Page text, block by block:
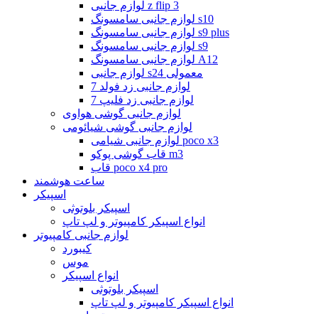
لوازم جانبی z flip 3
لوازم جانبی سامسونگ s10
لوازم جانبی سامسونگ s9 plus
لوازم جانبی سامسونگ s9
لوازم جانبی سامسونگ A12
لوازم جانبی s24 معمولی
لوازم جانبی زد فولد 7
لوازم جانبی زد فلیپ 7
لوازم جانبی گوشی هواوی
لوازم جانبی گوشی شیائومی
لوازم جانبی شیامی poco x3
قاب گوشی پوکو m3
قاب poco x4 pro
ساعت هوشمند
اسپیکر
اسپیکر بلوتوثی
انواع اسپیکر کامپیوتر و لپ تاپ
لوازم جانبی کامپیوتر
کیبورد
موس
انواع اسپیکر
اسپیکر بلوتوثی
انواع اسپیکر کامپیوتر و لپ تاپ